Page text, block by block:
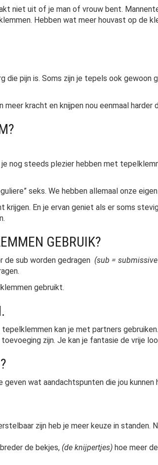
niet uit of je man of vrouw bent.
Hebben wat meer houvast op de
pijn is. Soms zijn je tepels ook gewoon
kracht en knijpen nou eenmaal harder
nog steeds plezier hebben met
seks. We hebben allemaal onze
En je ervan geniet als er soms
GEBRUIK?
de sub worden gedragen (sub =
gebruikt.
kan je met partners
zijn. Je kan je fantasie de vrije
wat aandachtspunten die jou
zijn heb je meer keuze in standen.
de bekjes, (de knijpertjes) hoe meer